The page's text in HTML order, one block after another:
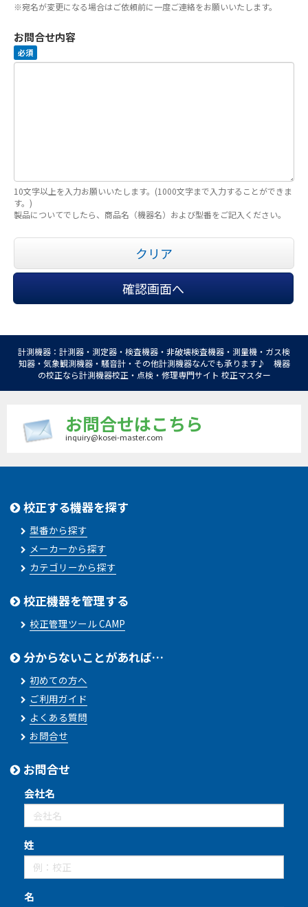
※宛名が変更になる場合はご依頼前に一度ご連絡をお願いいたします。
お問合せ内容
必須
10文字以上を入力お願いいたします。(1000文字まで入力することができま
す。)
製品についてでしたら、商品名（機器名）および型番をご記入ください。
クリア
確認画面へ
計測機器：計測器・測定器・検査機器・非破壊検査機器・測量機・ガス検
知器・気象観測機器・騒音計・その他計測機器なんでも承ります♪ 機器
の校正なら計測機器校正・点検・修理専門サイト 校正マスター
お問合せはこちら
inquiry@kosei-master.com
校正する機器を探す
型番から探す
メーカーから探す
カテゴリーから探す
校正機器を管理する
校正管理ツール CAMP
分からないことがあれば…
初めての方へ
ご利用ガイド
よくある質問
お問合せ
お問合せ
会社名
姓
名